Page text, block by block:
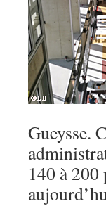
Gueysse.
140 à